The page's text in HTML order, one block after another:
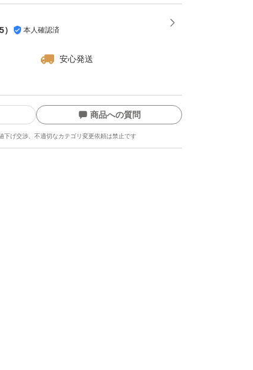
） 本人確認済
安心発送
商品への質問
下げ交渉、不適切なカテゴリ変更依頼は禁止です